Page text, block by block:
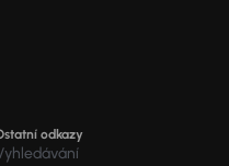
odkazy